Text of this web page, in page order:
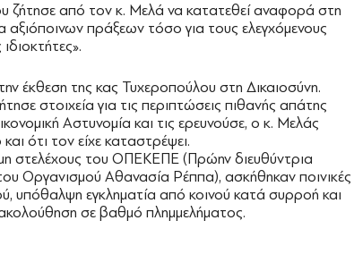
ζήτησε από τον κ. Μελά να κατατεθεί αναφορά στη
αξιόποινων πράξεων τόσο για τους ελεγχόμενους
έκθεση της κας Τυχεροπούλου στη Δικαιοσύνη.
στοιχεία για τις περιπτώσεις πιθανής απάτης
Αστυνομία και τις ερευνούσε, ο κ. Μελάς
ότι τον είχε καταστρέψει.
στελέχους του ΟΠΕΚΕΠΕ (Πρώην διευθύντρια
Οργανισμού Αθανασία Ρέππα), ασκήθηκαν ποινικές
υπόθαλψη εγκληματία από κοινού κατά συρροή και
σε βαθμό πλημμελήματος.